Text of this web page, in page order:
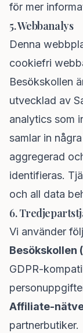
för mer
5. Webbanalys
Denna
cookiefri
Besökskollen
utvecklad av
analytics som
samlar in
aggregerad
identifieras.
och all data
6.
Vi använder
Besökskollen
GDPR-
Affiliate-
partnerbutiker.